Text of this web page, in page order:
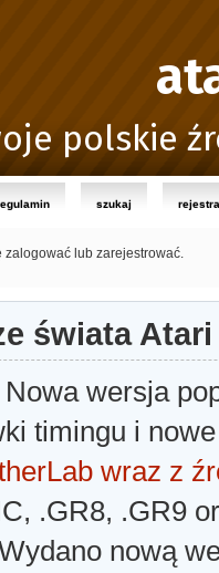
polskie
szukaj
zalogować lub zarejestrować.
świata Atari
Nowa wersja
timingu i
wraz z
.GR8, .GR9
nową